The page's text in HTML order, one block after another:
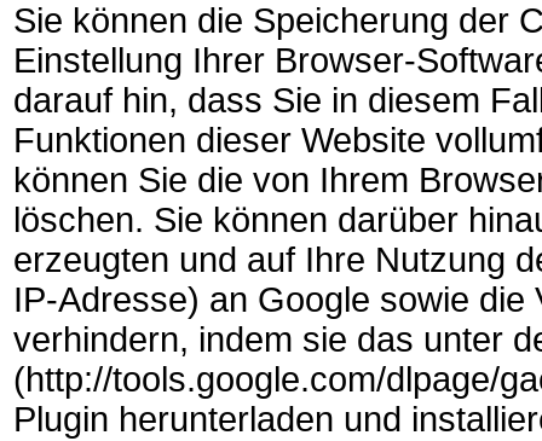
Sie können die Speicherung der
Einstellung Ihrer Browser-
darauf hin, dass Sie in diesem
Funktionen dieser Website
können Sie die von Ihrem
löschen. Sie können darüber
erzeugten und auf Ihre Nutzung
IP-Adresse) an Google sowie
verhindern, indem sie das unter
(http://tools.google.com/dlpage/
Plugin herunterladen und